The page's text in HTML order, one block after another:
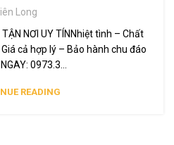
Long
TẬN NƠI UY TÍNNhiệt tình – Chất
cả hợp lý – Bảo hành chu đáo
0973.3...
READING